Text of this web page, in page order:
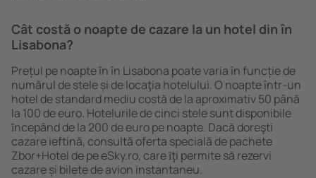
Cât costă o noapte de cazare la un hotel din în
Lisabona?
Prețul pe noapte în în Lisabona poate varia în funcție de
numărul de stele și de locaţia hotelului. O noapte într-un
hotel de standard mediu costă de la aproximativ 50 până
la 100 de euro. Hotelurile de cinci stele sunt disponibile
ȋncepând de la 200 de euro pe noapte. Dacă doreşti
cazare ieftină, consultă oferta specială de pachete
Zbor+Hotel de pe eSky.ro, care ȋţi permite să rezervi
cazare și bilete de avion instantaneu.